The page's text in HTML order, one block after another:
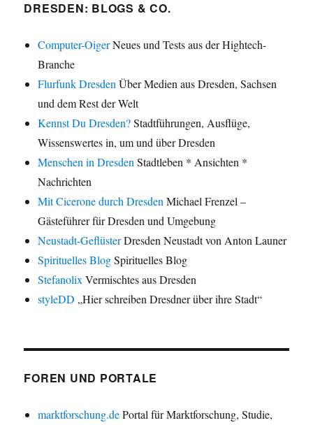
DRESDEN: BLOGS & CO.
Computer-OigerNeues und Tests aus der Hightech-
Branche
Flurfunk Dresden Über Medien aus Dresden, Sachsen
und dem Rest der Welt
Kennst Du Dresden?Stadtführungen, Ausflüge,
Wissenswertes in, um und über Dresden
Menschen in Dresden Stadtleben * Ansichten *
Nachrichten
Mit Cicerone durch Dresden Michael Frenzel –
Gästeführer für Dresden und Umgebung
Neustadt-GeflüsterDresden Neustadt von Anton Launer
Spirituelles BlogSpirituelles Blog
Stefanolix Vermischtes aus Dresden
styleDD „Hier schreiben Dresdner über ihre Stadt“
FOREN UND PORTALE
marktforschung.dePortal für Marktforschung, Studie,